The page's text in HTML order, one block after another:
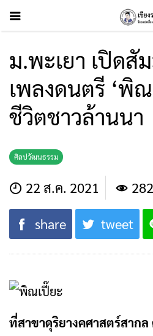
ม.พะเยา เปิดสั
เพลงดนตรี ‘พิณ
ชีวิตชาวล้านนา
ศิลปวัฒนธรรม
22 ส.ค. 2021
share tweet
ที่สาขาดุริยางคศาสตร์สาก